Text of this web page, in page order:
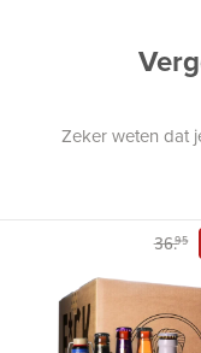
Zeker weten dat
36.95